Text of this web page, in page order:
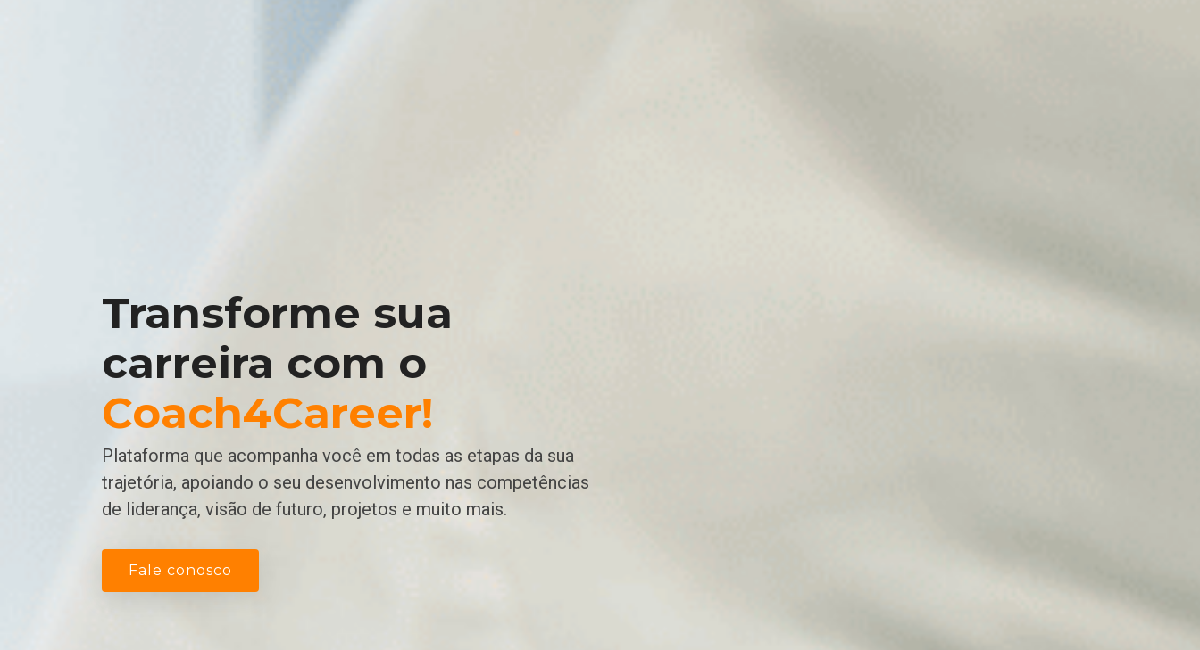
Transforme sua
carreira com o
Coach4Career!
Plataforma que acompanha você em todas as etapas da sua
trajetória, apoiando o seu desenvolvimento nas competências
de liderança, visão de futuro, projetos e muito mais.
Fale conosco